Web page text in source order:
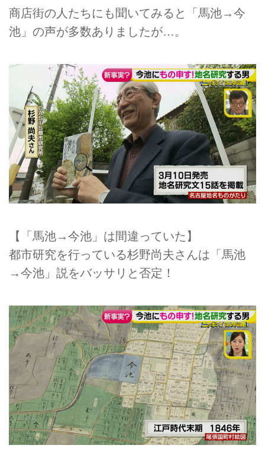
商店街の人たちにも聞いてみると「馬池→今
池」の声が多数ありましたが…。
【「馬池→今池」は間違っていた】
都市研究を行っている杉野尚夫さんは「馬池
→今池」説をバッサリと否定！